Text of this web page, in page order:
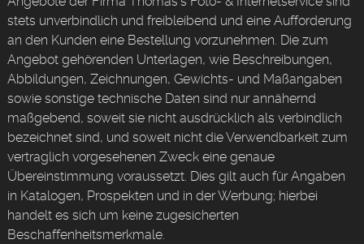
stets unverbindlich und freibleibend und eine Aufforderung
an den Kunden eine Bestellung vorzunehmen. Die zum
Angebot gehörenden Unterlagen, wie Beschreibungen,
Abbildungen, Zeichnungen, Gewichts- und Maßangaben
sowie sonstige technische Daten sind nur annähernd
maßgebend, soweit sie nicht ausdrücklich als verbindlich
bezeichnet sind, und soweit nicht die Verwendbarkeit zum
vertraglich vorgesehenen Zweck eine genaue
Übereinstimmung voraussetzt. Dies gilt auch für Angaben
in Katalogen, Prospekten und in der Werbung; hierbei
handelt es sich um keine zugesicherten
Beschaffenheitsmerkmale.